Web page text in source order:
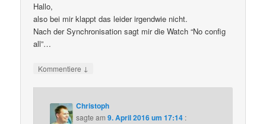
Hallo,
also bei mir klappt das leider irgendwie nicht.
Nach der Synchronisation sagt mir die Watch “No config
all”…
Kommentiere ↓
Christoph
sagte am9. April 2016 um 17:14 :